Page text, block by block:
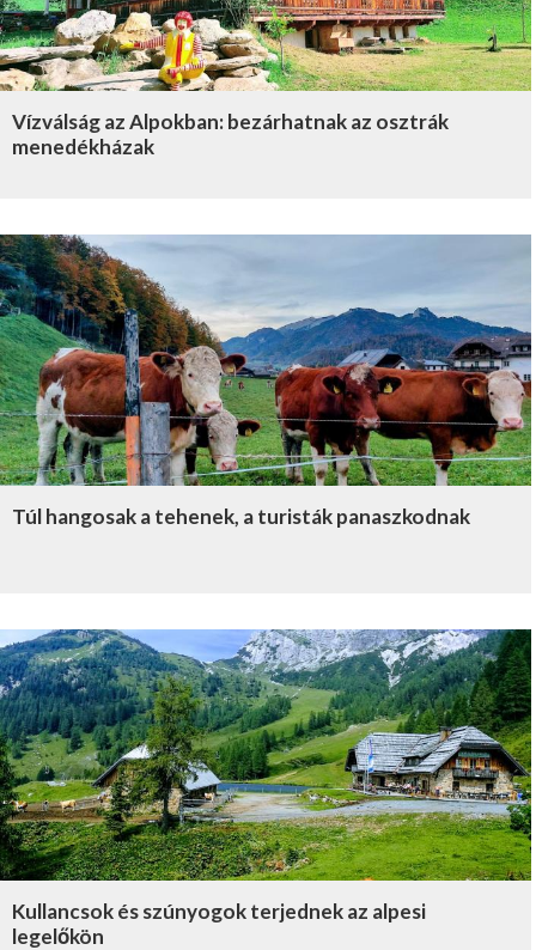
Vízválság az Alpokban: bezárhatnak az osztrák
menedékházak
Túl hangosak a tehenek, a turisták panaszkodnak
Kullancsok és szúnyogok terjednek az alpesi
legelőkön